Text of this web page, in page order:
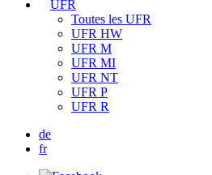
UFR
Toutes les UFR
UFR HW
UFR M
UFR MI
UFR NT
UFR P
UFR R
de
fr